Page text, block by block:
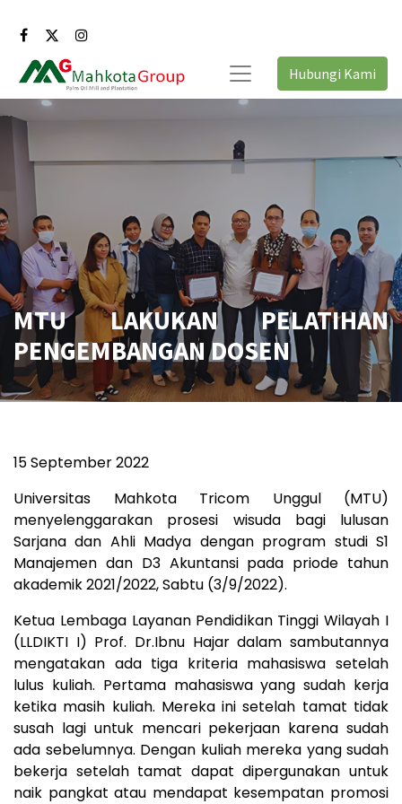
Hubungi Kami
MTU LAKUKAN PELATIHAN
PENGEMBANGAN DOSEN
15 September 2022
Universitas Mahkota Tricom Unggul (MTU)
menyelenggarakan prosesi wisuda bagi lulusan
Sarjana dan Ahli Madya dengan program studi S1
Manajemen dan D3 Akuntansi pada priode tahun
akademik 2021/2022, Sabtu (3/9/2022).
Ketua Lembaga Layanan Pendidikan Tinggi Wilayah I
(LLDIKTI I) Prof. Dr.Ibnu Hajar dalam sambutannya
mengatakan ada tiga kriteria mahasiswa setelah
lulus kuliah. Pertama mahasiswa yang sudah kerja
ketika masih kuliah. Mereka ini setelah tamat tidak
susah lagi untuk mencari pekerjaan karena sudah
ada sebelumnya. Dengan kuliah mereka yang sudah
bekerja setelah tamat dapat dipergunakan untuk
naik pangkat atau mendapat kesempatan promosi